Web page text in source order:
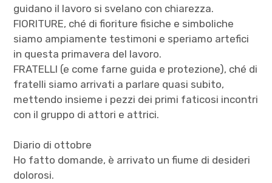
guidano il lavoro si svelano con chiarezza.
FIORITURE, ché di fioriture fisiche e simboliche
siamo ampiamente testimoni e speriamo artefici
in questa primavera del lavoro.
FRATELLI (e come farne guida e protezione), ché di
fratelli siamo arrivati a parlare quasi subito,
mettendo insieme i pezzi dei primi faticosi incontri
con il gruppo di attori e attrici.
Diario di ottobre
Ho fatto domande, è arrivato un fiume di desideri
dolorosi.